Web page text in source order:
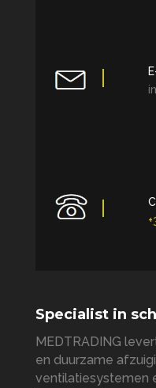
Specialist in
MEDTRADING
en duurzame
ventilatiesystemen